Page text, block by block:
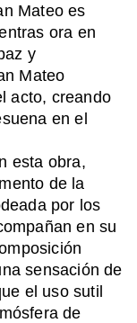
Mateo es
ora en
y
Mateo
acto, creando
en el
esta obra,
de la
por los
en su
sensación de
el uso sutil
de